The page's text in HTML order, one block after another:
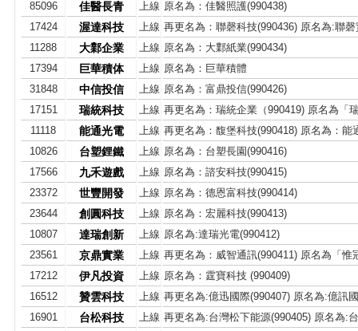
85096
佳醫長青 上線 原名為：佳醫照護(990438)
17424
渥達科技 上線 再更名為：聯磬科技(990436) 原名為:聯磬
11288
大鄴企業 上線 原名為：大鄴紙業(990434)
17394
巨華積体 上線 原名為：巨華積體
31848
中信投信 上線 原名為：富鼎投信(990426)
17151
瑞統科技 上線 再更名為：瑞統企業（990419) 原名為「
11118
能通光電 上線 再更名為：馥堡科技(990418) 原名為：能
10826
台塑鋰鐵 上線 原名為：台塑長園(990416)
17566
九禾遊戲 上線 原名為：諮安科技(990415)
23372
世豐開發 上線 原名為：德恩富科技(990414)
23644
創圓科技 上線 原名為：宏麗科技(990413)
10807
達瑞創新 上線 原名為:達瑞光電(990412)
23561
京鼎實業 上線 再更名為：威智通訊(990411) 原名為「惟
17212
伊凡投資 上線 原名為：霆寶科技 (990409)
16512
贊雲科技 上線 再更名為:億迅國際(990407) 原名為:億訊
16901
台松科技 上線 再更名為:台灣松下能源(990405) 原名為: